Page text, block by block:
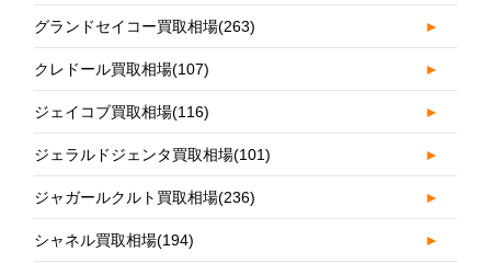
グランドセイコー買取相場(263) ►
クレドール買取相場(107) ►
ジェイコブ買取相場(116) ►
ジェラルドジェンタ買取相場(101) ►
ジャガールクルト買取相場(236) ►
シャネル買取相場(194) ►